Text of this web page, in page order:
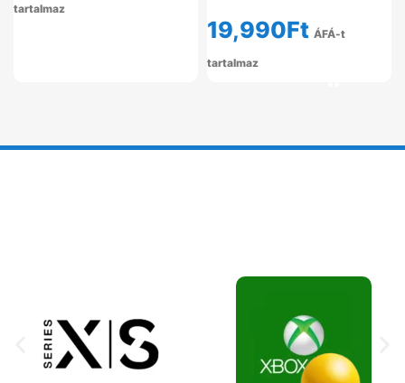
tartalmaz
19,990Ft ÁFÁ-t
tartalmaz